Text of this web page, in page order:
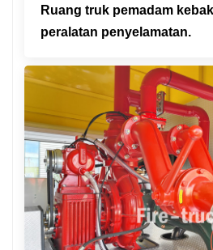
Ruang truk pemadam
peralatan penyelamatan.